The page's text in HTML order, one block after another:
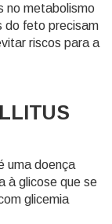
no metabolismo
do feto precisam
riscos para a
uma doença
à glicose que se
glicemia